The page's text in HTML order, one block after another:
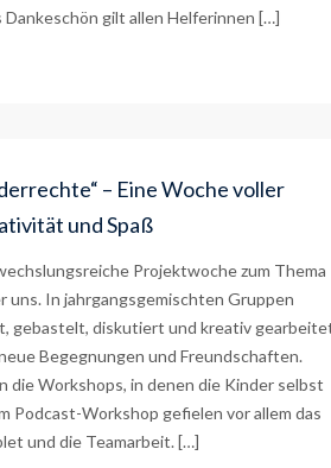
gilt allen Helferinnen […]
– Eine Woche voller
und Spaß
Projektwoche zum Thema
In jahrgangsgemischten Gruppen
gebastelt, diskutiert und kreativ
Begegnungen und Freundschaften.
die Workshops, in denen die Kinder selbst
Podcast-Workshop gefielen vor allem das
und die Teamarbeit. […]